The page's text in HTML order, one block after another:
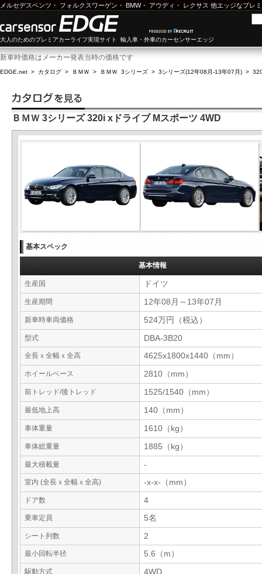
メルセデスベンツ ・ フォルクスワーゲン ・ BMW・ アウディ ・ レクサス 他エッジなプレ
大人のためのプレミアカーライフ実現サイト 輸入車・外車のカーセンサーエッジ
新車時価格はメーカー発表当時の価格です
EDGE.net > カタログ > ＢＭＷ > ＢＭＷ 3シリーズ > 3シリーズ(12年08月-13年07月) >
ＢＭＷ 3シリーズ 320i xドライブ Mスポーツ 4WD
基本スペック
基本情報
生産国 ドイツ
生産期間 12年08月～13年07月
新車時車両価格 524万円（税込）
型式 DBA-3B20
全長ｘ全幅ｘ全高 4625x1800x1440（mm）
ホイールベース 2810（mm）
前トレッド/後トレッド 1525/1540（mm）
最低地上高 140（mm）
車体重量 1610（kg）
車体総重量 1885（kg）
最大積載量 -
室内 (全長ｘ全幅ｘ全高) -x-x-（mm）
ドア数 4
乗車定員 5名
シート列数 2
最小回転半径 5.6（m）
駆動方式 4WD